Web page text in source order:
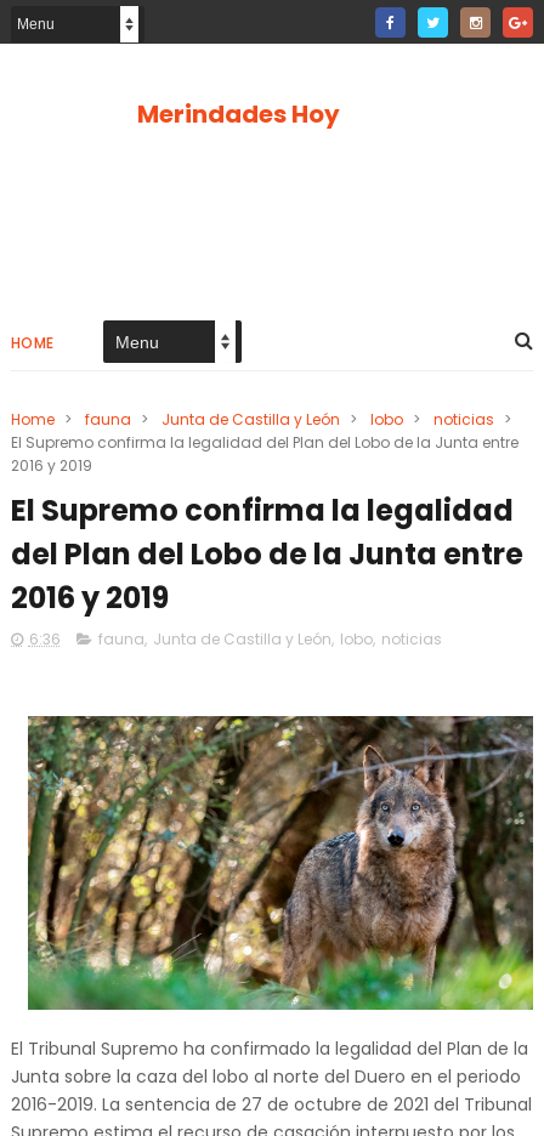
Merindades Hoy
HOME
Home > fauna > Junta de Castilla y León > lobo > noticias >
El Supremo confirma la legalidad del Plan del Lobo de la Junta entre
2016 y 2019
El Supremo confirma la legalidad
del Plan del Lobo de la Junta entre
2016 y 2019
6:36 fauna, Junta de Castilla y León, lobo, noticias
El Tribunal Supremo ha confirmado la legalidad del Plan de la
Junta sobre la caza del lobo al norte del Duero en el periodo
2016-2019. La sentencia de 27 de octubre de 2021 del Tribunal